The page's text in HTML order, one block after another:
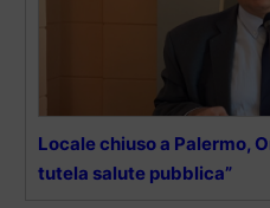
Locale chiuso a Palermo,
tutela salute pubblica”